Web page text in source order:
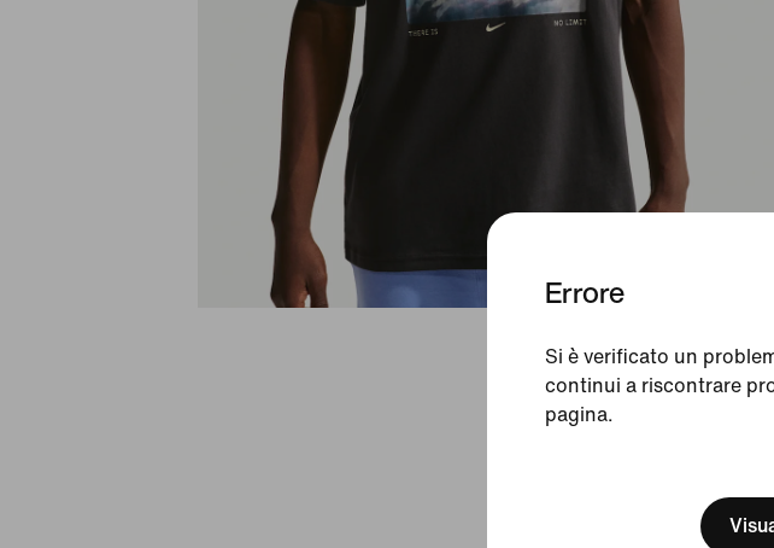
Errore
Si è verificato un
continui a riscontrare
pagina.